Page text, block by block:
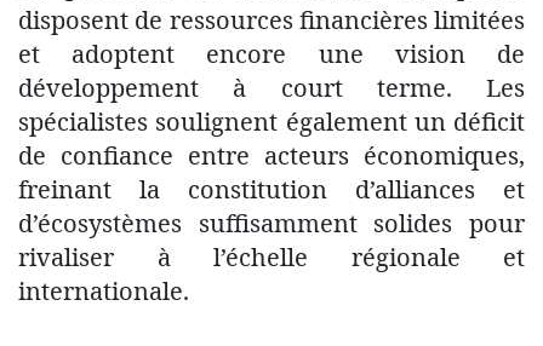
disposent de ressources financières limitées
et adoptent encore une vision de
développement à court terme. Les
spécialistes soulignent également un déficit
de confiance entre acteurs économiques,
freinant la constitution d’alliances et
d’écosystèmes suffisamment solides pour
rivaliser à l’échelle régionale et
internationale.